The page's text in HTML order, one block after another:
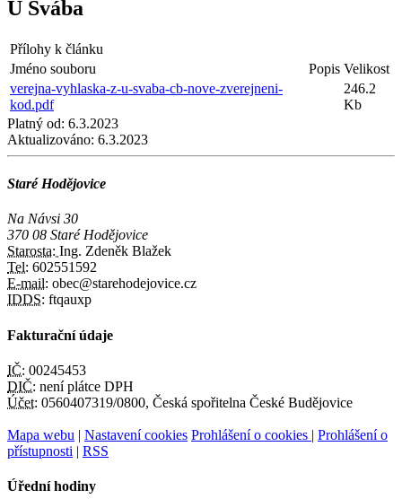
U Švába
Přílohy k článku
Jméno souboru
Popis Velikost
verejna-vyhlaska-z-u-svaba-cb-nove-zverejneni-
kod.pdf
246.2
Kb
Platný od: 6.3.2023
Aktualizováno: 6.3.2023
Staré Hodějovice
Na Návsi 30
370 08 Staré Hodějovice
Starosta: Ing. Zdeněk Blažek
Tel: 602551592
E-mail: obec@starehodejovice.cz
IDDS: ftqauxp
Fakturační údaje
IČ: 00245453
DIČ: není plátce DPH
Účet: 0560407319/0800, Česká spořitelna České Budějovice
Mapa webu | Nastavení cookies Prohlášení o cookies | Prohlášení o
přístupnosti | RSS
Úřední hodiny